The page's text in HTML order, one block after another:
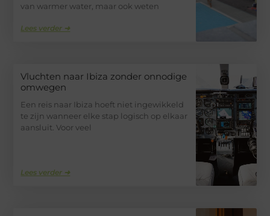
van warmer water, maar ook weten
Lees verder ➜
Vluchten naar Ibiza zonder onnodige
omwegen
Een reis naar Ibiza hoeft niet ingewikkeld
te zijn wanneer elke stap logisch op elkaar
aansluit. Voor veel
Lees verder ➜